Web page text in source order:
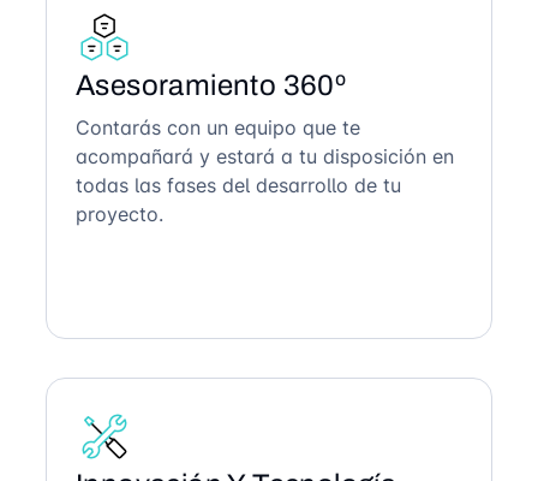
Asesoramiento 360º
Contarás con un equipo que te
acompañará y estará a tu disposición en
todas las fases del desarrollo de tu
proyecto.